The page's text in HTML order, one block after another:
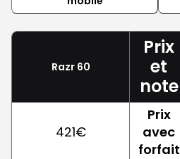
Razr 60
Prix
et
note
421€
Prix
avec
forfait